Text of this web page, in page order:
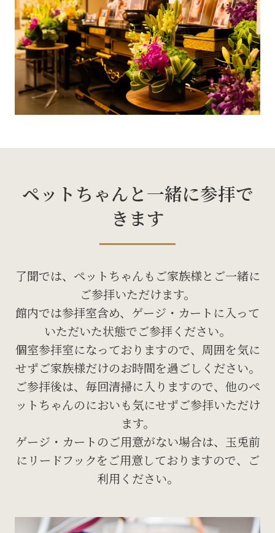
ペットちゃんと一緒に参拝で
きます
了聞では、ペットちゃんもご家族様とご一緒に
ご参拝いただけます。
館内では参拝室含め、ゲージ・カートに入って
いただいた状態でご参拝ください。
個室参拝室になっておりますので、周囲を気に
せずご家族様だけのお時間を過ごしください。
ご参拝後は、毎回清掃に入りますので、他のペ
ットちゃんのにおいも気にせずご参拝いただけ
ます。
ゲージ・カートのご用意がない場合は、玉兎前
にリードフックをご用意しておりますので、ご
利用ください。